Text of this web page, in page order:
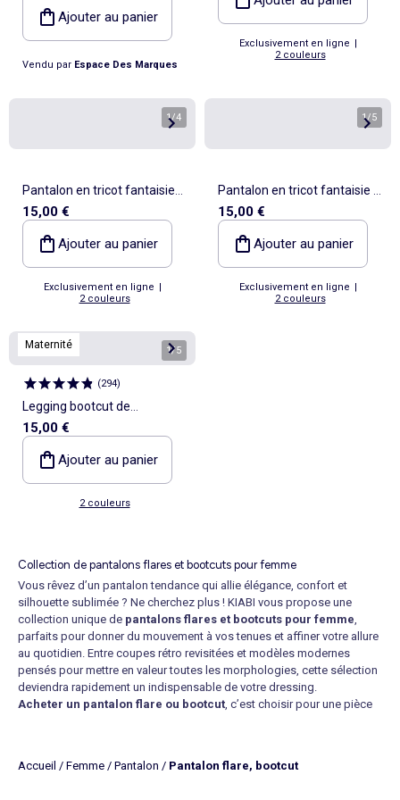
Maternity - L
Ajouter au panier
Vendu par Espace Des Marques
Exclusivement en ligne |
2 couleurs
1/4
Pantalon en tricot fantaisie
pour femme à coupe flare
15,00 €
Ajouter au panier
Exclusivement en ligne |
2 couleurs
1/5
Pantalon en tricot fantaisie à
coupe flare pour femme
15,00 €
Ajouter au panier
Exclusivement en ligne |
2 couleurs
Maternité 1/5
(294)
Legging bootcut de
maternité
15,00 €
Ajouter au panier
2 couleurs
Collection de pantalons flares et bootcuts pour femme
Vous rêvez d’un pantalon tendance qui allie élégance, confort et
silhouette sublimée ? Ne cherchez plus ! KIABI vous propose une
collection unique de pantalons flares et bootcuts pour femme
parfaits pour donner du mouvement à vos tenues et affiner votre allure
au quotidien. Entre coupes rétro revisitées et modèles modernes
pensés pour mettre en valeur toutes les morphologies, cette sélection
deviendra rapidement un indispensable de votre dressing.
Acheter un pantalon flare ou bootcut , c’est choisir pour une pièce
souhaitiez un look chic, casual ou branché, vous trouverez un panel
Accueil / Femme / Pantalon / Pantalon flare, bootcut